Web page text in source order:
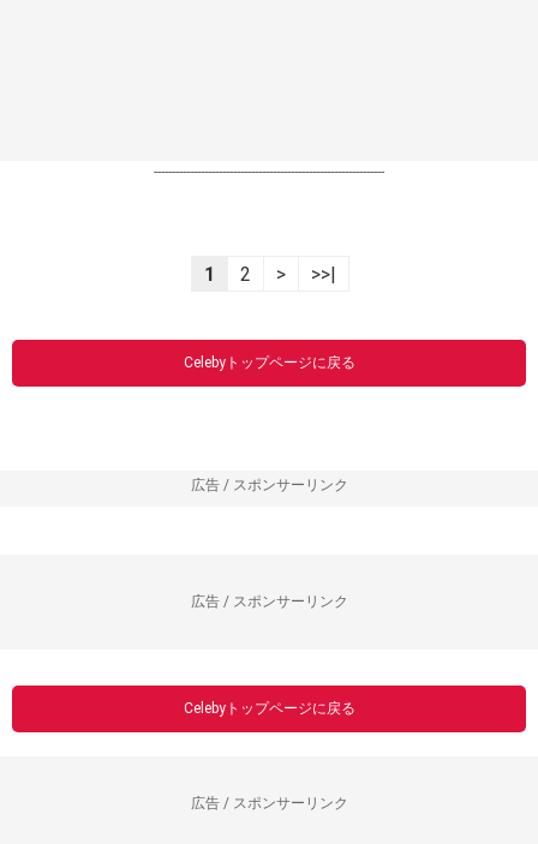
----------------------------------------------------------------
1 2 > >>|
Celebyトップページに戻る
広告 / スポンサーリンク
広告 / スポンサーリンク
Celebyトップページに戻る
広告 / スポンサーリンク